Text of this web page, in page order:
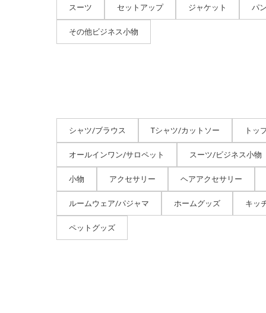
スーツ セットアップ ジャケット パ
その他ビジネス小物
シャツ/ブラウス Tシャツ/カットソー トッ
オールインワン/サロペット スーツ/ビジネス小物
小物 アクセサリー ヘアアクセサリー
ルームウェア/パジャマ ホームグッズ キッ
ペットグッズ